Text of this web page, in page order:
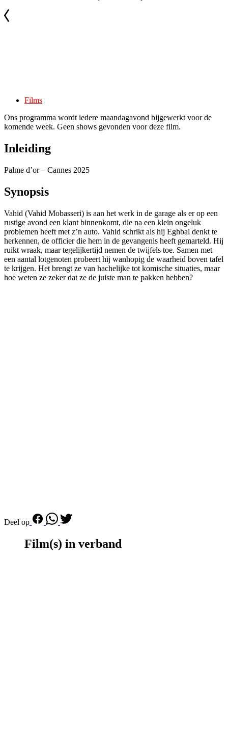
Films
Ons programma wordt iedere maandagavond bijgewerkt voor de
komende week. Geen shows gevonden voor deze film.
Inleiding
Palme d’or – Cannes 2025
Synopsis
Vahid (Vahid Mobasseri) is aan het werk in de garage als er op een
rustige avond een klant binnenkomt, die na een klein ongeluk
problemen heeft met z’n auto. Vahid schrikt als hij Eghbal denkt te
herkennen, de officier die hem in de gevangenis heeft gemarteld. Hij
ruikt wraak, maar tegelijkertijd nemen de twijfels toe. Samen met
een aantal lotgenoten probeert hij wanhopig de waarheid boven tafel
te krijgen. Het brengt ze van hachelijke tot komische situaties, maar
hoe weten ze zeker dat ze de juiste man te pakken hebben?
Deel op
Film(s) in verband